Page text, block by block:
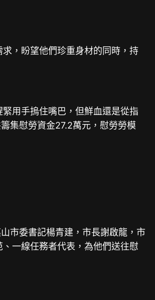
，盼望他們珍重身材的同時，持
用手摀住嘴巴，但鮮血還是從指
集慰勞資金27.2萬元，慰勞勞模
市委書記楊青建，市長謝啟龍，市
一線任務者代表，為他們送往慰